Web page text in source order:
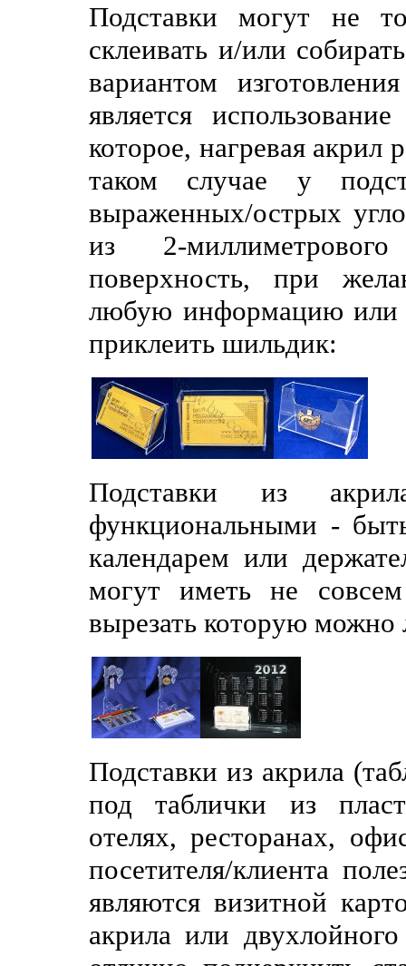
Подставки могут не
склеивать и/или
вариантом
является
которое, нагревая акрил
таком случае у
выраженных/острых
из 2-
поверхность, при
любую информацию или
приклеить шильдик:
Подставки из
функциональными -
календарем или
могут иметь не
вырезать которую можно
Подставки из акрила
под таблички из
отелях, ресторанах,
посетителя/клиента
являются визитной
акрила или